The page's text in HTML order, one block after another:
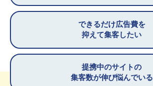
できるだけ広告費を
抑えて集客したい
提携中のサイトの
集客数が伸び悩んでいる